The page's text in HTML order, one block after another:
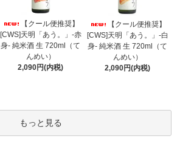
【クール便推奨】
[CWS]天明「あう。」-赤
身- 純米酒 生 720ml（て
んめい）
2,090円(内税)
【クール便推奨】
[CWS]天明「あう。」-白
身- 純米酒 生 720ml（て
んめい）
2,090円(内税)
もっと見る